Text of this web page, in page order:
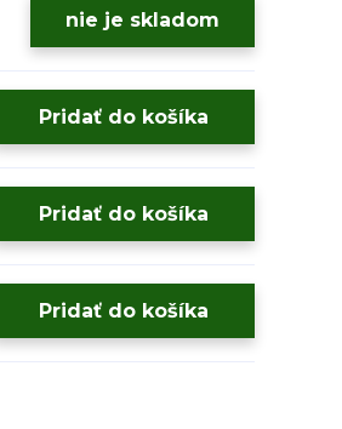
nie je skladom
Pridať do košíka
Pridať do košíka
Pridať do košíka